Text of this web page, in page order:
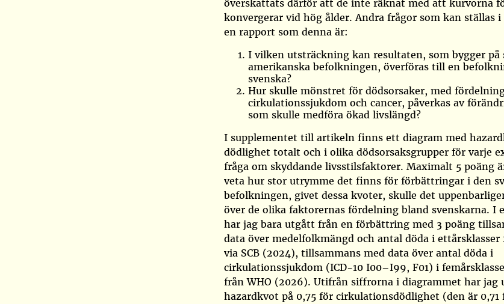
överskattats därför att de inte räknat med att kurvorna
konvergerar vid hög ålder. Andra frågor som kan ställas
en rapport som denna är:
I vilken utsträckning kan resultaten, som bygger på
amerikanska befolkningen, överföras till en
svenska?
Hur skulle mönstret för dödsorsaker, med
cirkulationssjukdom och cancer, påverkas av
som skulle medföra ökad livslängd?
I supplementet till artikeln finns ett diagram med
dödlighet totalt och i olika dödsorsaksgrupper för varje
fråga om skyddande livsstilsfaktorer. Maximalt 5 poäng
veta hur stor utrymme det finns för förbättringar i den
befolkningen, givet dessa kvoter, skulle det
över de olika faktorernas fördelning bland svenskarna. I
har jag bara utgått från en förbättring med 3 poäng
data över medelfolkmängd och antal döda i
via SCB (2024), tillsammans med data över antal döda i
cirkulationssjukdom (ICD-10 I00–I99, F01) i
frånWHO (2026). Utifrån siffrorna i diagrammet har jag
hazardkvot på 0,75 för cirkulationsdödlighet (den är